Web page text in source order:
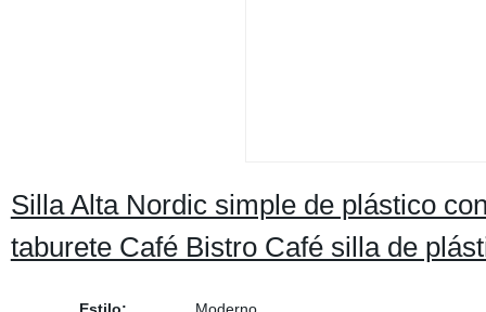
Silla Alta Nordic simple de plástico
taburete Café Bistro Café silla de